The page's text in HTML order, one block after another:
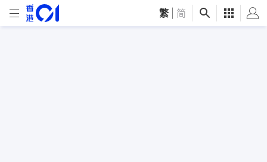
繁 简